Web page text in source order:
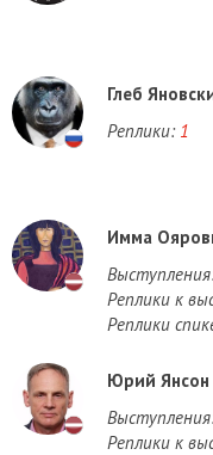
Глеб
Реплики: 1
Имма
Реплики к
Реплики
Юрий Янсон
Реплики к